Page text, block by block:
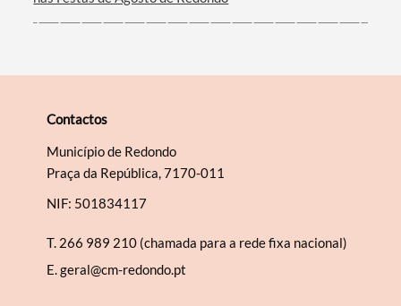
Contactos
Município de Redondo
Praça da República, 7170-011
NIF: 501834117
T. 266 989 210 (chamada para a rede fixa nacional)
E.geral@cm-redondo.pt